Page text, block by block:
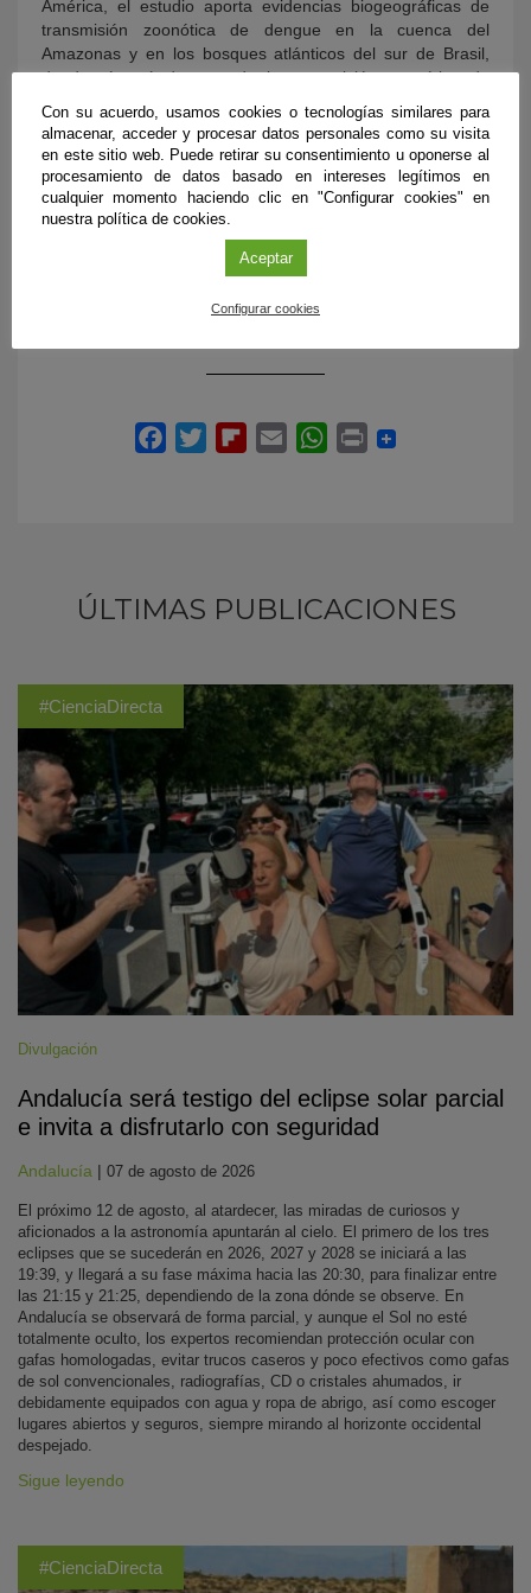
América, el estudio aporta evidencias biogeográficas de
transmisión zoonótica de dengue en la cuenca del
Amazonas y en los bosques atlánticos del sur de Brasil,
donde sí está demostrada la transmisión zoonótica de
fiebre amarilla (con la que el dengue comparte mosquitos
vectores) en los últimos años.
Referencia bibliográfica:
Aliaga-Samanez A., Cobos-Mayo M., Real R., Segura M.,
Romero D., Fa JE, et al. (2021) Worldwide dynamic
biogeography of zoonotic and anthroponotic dengue.
e0009496. https://doi.org/10.1371/journal.pntd.0009496
ÚLTIMAS PUBLICACIONES
#CienciaDirecta
Divulgación
Andalucía será testigo del eclipse solar parcial
e invita a disfrutarlo con seguridad
Andalucía | 07 de agosto de 2026
El próximo 12 de agosto, al atardecer, las miradas de curiosos y
aficionados a la astronomía apuntarán al cielo. El primero de los tres
eclipses que se sucederán en 2026, 2027 y 2028 se iniciará a las
19:39, y llegará a su fase máxima hacia las 20:30, para finalizar entre
las 21:15 y 21:25, dependiendo de la zona dónde se observe. En
Andalucía se observará de forma parcial, y aunque el Sol no esté
totalmente oculto, los expertos recomiendan protección ocular con
gafas homologadas, evitar trucos caseros y poco efectivos como gafas
de sol convencionales, radiografías, CD o cristales ahumados, ir
debidamente equipados con agua y ropa de abrigo, así como escoger
lugares abiertos y seguros, siempre mirando al horizonte occidental
despejado.
Sigue leyendo
#CienciaDirecta
Con su acuerdo, usamos cookies o tecnologías similares para
almacenar, acceder y procesar datos personales como su visita
en este sitio web. Puede retirar su consentimiento u oponerse al
procesamiento de datos basado en intereses legítimos en
cualquier momento haciendo clic en "Configurar cookies" en
nuestra política de cookies.
Aceptar
Configurar cookies